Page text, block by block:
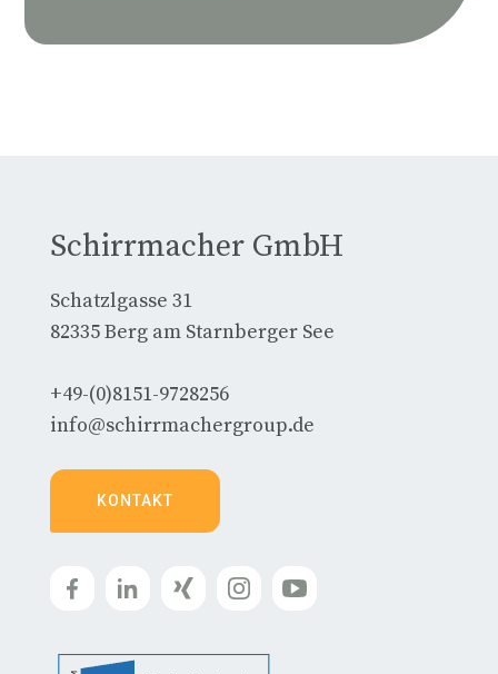
Schirrmacher GmbH
Schatzlgasse 31
82335 Berg am Starnberger See
+49-(0)8151-9728256
info@schirrmachergroup.de
KONTAKT